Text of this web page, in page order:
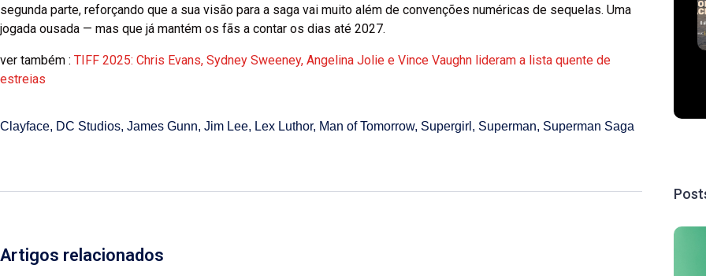
segunda parte, reforçando que a sua visão para a saga vai muito além de convenções numéricas de sequelas. Uma
jogada ousada — mas que já mantém os fãs a contar os dias até 2027.
ver também : TIFF 2025: Chris Evans, Sydney Sweeney, Angelina Jolie e Vince Vaughn lideram a lista quente de
estreias
Clayface, DC Studios, James Gunn, Jim Lee, Lex Luthor, Man of Tomorrow, Supergirl , Superman, Superman Saga
Artigos relacionados